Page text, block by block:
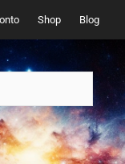
Shop Blog